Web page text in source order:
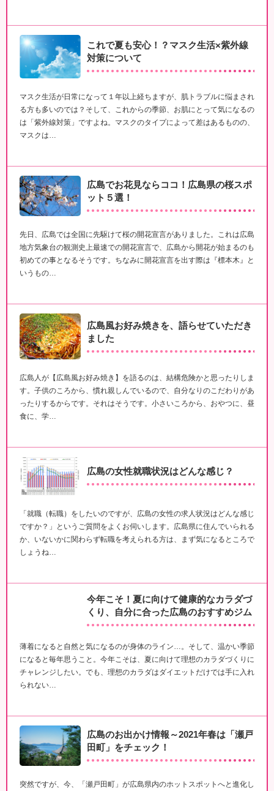
これで夏も安心！？マスク生活×紫外線
対策について
マスク生活が日常になって１年以上経ちますが、肌トラブルに悩まされ
る方も多いのでは？そして、これからの季節、お肌にとって気になるの
は「紫外線対策」ですよね。マスクのタイプによって差はあるものの、
マスクは…
広島でお花見ならココ！広島県の桜スポ
ット５選！
先日、広島では全国に先駆けて桜の開花宣言がありました。これは広島
地方気象台の観測史上最速での開花宣言で、広島から開花が始まるのも
初めての事となるそうです。ちなみに開花宣言を出す際は『標本木』と
いうもの…
広島風お好み焼きを、語らせていただき
ました
広島人が【広島風お好み焼き】を語るのは、結構危険かと思ったりしま
す。子供のころから、慣れ親しんでいるので、自分なりのこだわりがあ
ったりするからです。それはそうです。小さいころから、おやつに、昼
食に、学…
広島の女性就職状況はどんな感じ？
「就職（転職）をしたいのですが、広島の女性の求人状況はどんな感じ
ですか？」というご質問をよくお伺いします。広島県に住んでいられる
か、いないかに関わらず転職を考えられる方は、まず気になるところで
しょうね…
今年こそ！夏に向けて健康的なカラダづ
くり、自分に合った広島のおすすめジム
薄着になると自然と気になるのが身体のライン…。そして、温かい季節
になると毎年思うこと。今年こそは、夏に向けて理想のカラダづくりに
チャレンジしたい。でも、理想のカラダはダイエットだけでは手に入れ
られない…
広島のお出かけ情報～2021年春は「瀬戸
田町」をチェック！
突然ですが、今、「瀬戸田町」が広島県内のホットスポットへと進化し